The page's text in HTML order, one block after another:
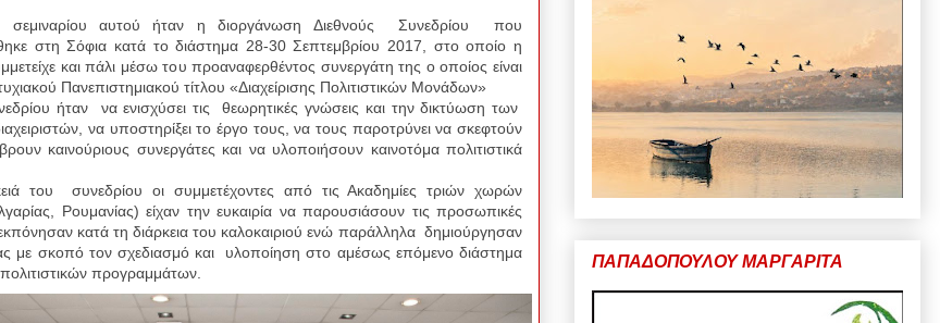
σεμιναρίου αυτού ήταν η διοργάνωση Διεθνούς Συνεδρίου που
στη Σόφια κατά το διάστημα 28-30 Σεπτεμβρίου 2017, στο οποίο η
και πάλι μέσω του προαναφερθέντος συνεργάτη της ο οποίος είναι
Πανεπιστημιακού τίτλου «Διαχείρισης Πολιτιστικών Μονάδων»
ήταν να ενισχύσει τις θεωρητικές γνώσεις και την δικτύωση των
να υποστηρίξει το έργο τους, να τους παροτρύνει να σκεφτούν
καινούριους συνεργάτες και να υλοποιήσουν καινοτόμα πολιτιστικά
του συνεδρίου οι συμμετέχοντες από τις Ακαδημίες τριών χωρών
Ρουμανίας) είχαν την ευκαιρία να παρουσιάσουν τις προσωπικές
κατά τη διάρκεια του καλοκαιριού ενώ παράλληλα δημιούργησαν
με σκοπό τον σχεδιασμό και υλοποίηση στο αμέσως επόμενο διάστημα
προγραμμάτων.
ΠΑΠΑΔΟΠΟΥΛΟΥ ΜΑΡΓΑΡΙΤΑ